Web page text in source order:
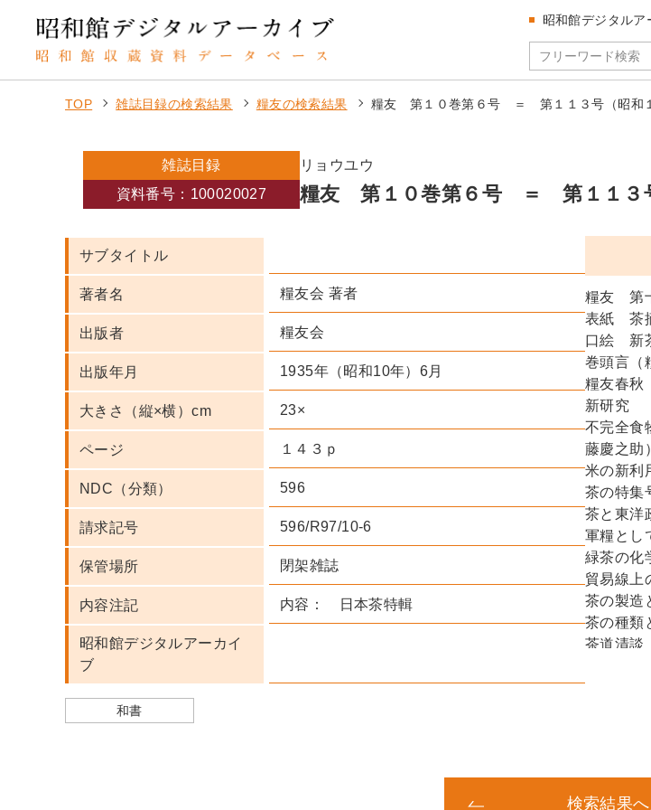
昭和館デジタル
TOP 雑誌目録の検索結果 糧友の検索結果 糧友 第１０巻第６号 ＝ 第１１３号（昭和１
雑誌目録
リョウユウ
資料番号：100020027
糧友 第１０巻第６号 ＝ 第１１３号
サブタイトル
著者名 糧友会 著者
出版者 糧友会
出版年月 1935年（昭和10年）6月
大きさ（縦×横）cm 23×
ページ １４３ｐ
NDC（分類） 596
請求記号 596/R97/10-6
保管場所 閉架雑誌
内容注記 内容： 日本茶特輯
昭和館デジタルアーカイ
ブ
和書
糧友 第
表紙 茶
口絵 新
巻頭言（
糧友春秋
新研究
不完全食
藤慶之助）
米の新利
茶の特集
茶と東洋
軍糧とし
緑茶の化
貿易線上
茶の製造
茶の種類
茶道清談
コーヒ・
禪と茶道
検索結果